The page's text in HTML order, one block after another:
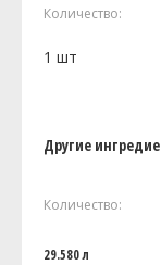
Количество:
1 шт
Другие
Количество:
29.580 л